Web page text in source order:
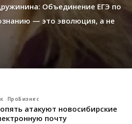
Объединение ЕГЭ по
— это эволюция, а не
ПроБизнес
атакуют новосибирские
почту